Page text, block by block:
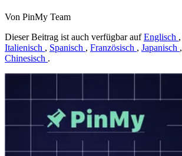
Von PinMy Team
Dieser Beitrag ist auch verfügbar aufEnglisch ,
Italienisch , Spanisch , Französisch , Japanisch ,
Chinesisch .